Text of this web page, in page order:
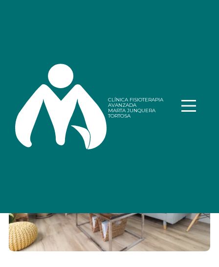
CLÍNICA FISIOTERAPIA
AVANZADA
MARTA JUNQUERA
TORTOSA
Disfunción Eréctil en